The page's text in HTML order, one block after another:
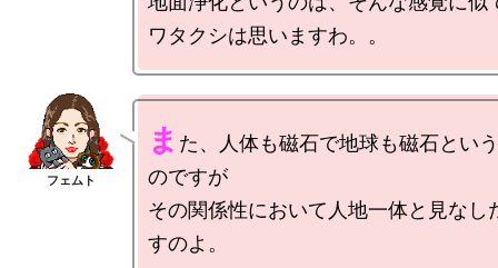
ま た、人体も磁石で地球も磁石とい
のですが
その関係性において人地一体と見なし
すのよ。